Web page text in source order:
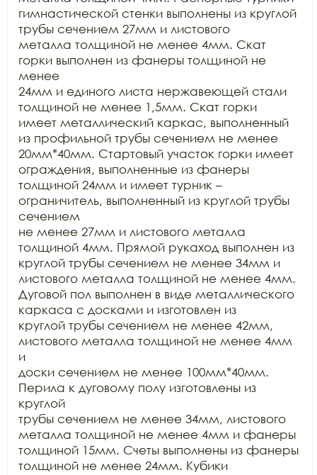
гимнастической стенки выполнены из круглой
трубы сечением 27мм и листового
металла толщиной не менее 4мм. Скат
горки выполнен из фанеры толщиной не
менее
24мм и единого листа нержавеющей стали
толщиной не менее 1,5мм. Скат горки
имеет металлический каркас, выполненный
из профильной трубы сечением не менее
20мм*40мм. Стартовый участок горки имеет
ограждения, выполненные из фанеры
толщиной 24мм и имеет турник –
ограничитель, выполненный из круглой трубы
сечением
не менее 27мм и листового металла
толщиной 4мм. Прямой рукаход выполнен из
круглой трубы сечением не менее 34мм и
листового металла толщиной не менее 4мм.
Дуговой пол выполнен в виде металлического
каркаса с досками и изготовлен из
круглой трубы сечением не менее 42мм,
листового металла толщиной не менее 4мм
и
доски сечением не менее 100мм*40мм.
Перила к дуговому полу изготовлены из
круглой
трубы сечением не менее 34мм, листового
металла толщиной не менее 4мм и фанеры
толщиной 15мм. Счеты выполнены из фанеры
толщиной не менее 24мм. Кубики